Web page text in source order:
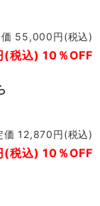
価 55,000円(税込)
税込) 10％OFF
価 12,870円(税込)
税込) 10％OFF